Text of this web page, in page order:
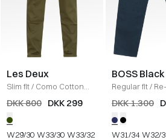
Les Deux
Slim fit/ Como Cotton
Suit Pants
OLIVE NIGHT
DKK 800 DKK 299
W29/30 W33/30 W33/32
BOSS Black
Regular fit/
Mouliné-Twill
DKK 1.300
W31/34 W32/